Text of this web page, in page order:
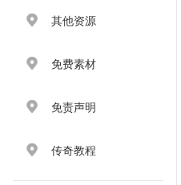
其他资源
免费素材
免责声明
传奇教程